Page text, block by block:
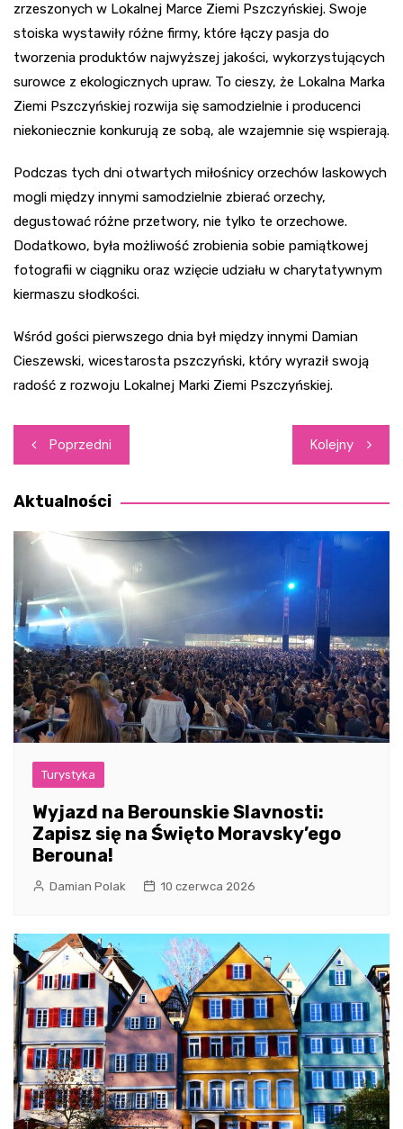
zrzeszonych w Lokalnej Marce Ziemi Pszczyńskiej. Swoje
stoiska wystawiły różne firmy, które łączy pasja do
tworzenia produktów najwyższej jakości, wykorzystujących
surowce z ekologicznych upraw. To cieszy, że Lokalna Marka
Ziemi Pszczyńskiej rozwija się samodzielnie i producenci
niekoniecznie konkurują ze sobą, ale wzajemnie się wspierają.
Podczas tych dni otwartych miłośnicy orzechów laskowych
mogli między innymi samodzielnie zbierać orzechy,
degustować różne przetwory, nie tylko te orzechowe.
Dodatkowo, była możliwość zrobienia sobie pamiątkowej
fotografii w ciągniku oraz wzięcie udziału w charytatywnym
kiermaszu słodkości.
Wśród gości pierwszego dnia był między innymi Damian
Cieszewski, wicestarosta pszczyński, który wyraził swoją
radość z rozwoju Lokalnej Marki Ziemi Pszczyńskiej.
Nawigacja
wpisu
Poprzedni Kolejny
Aktualności
Turystyka
Wyjazd na Berounskie Slavnosti:
Zapisz się na Święto Moravsky’ego
Berouna!
Damian Polak 10 czerwca 2026